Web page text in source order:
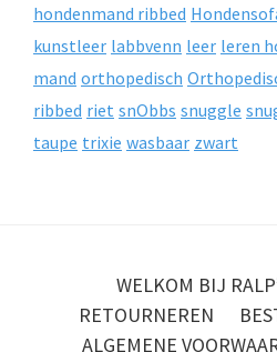
hondenmand ribbed
kunstleer labbvenn leer leren
mand orthopedisch
ribbed riet snObbs snuggle
taupe trixie wasbaar zwart
WELKOM BIJ
RETOURNEREN
ALGEMENE